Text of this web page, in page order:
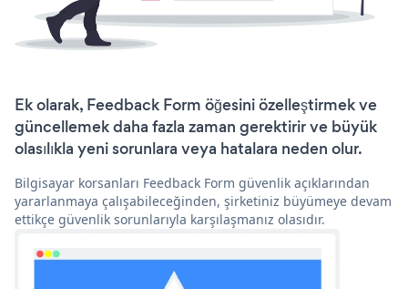
Ek olarak, Feedback Form öğesini özelleştirmek ve
güncellemek daha fazla zaman gerektirir ve büyük
olasılıkla yeni sorunlara veya hatalara neden olur.
Bilgisayar korsanları Feedback Form güvenlik açıklarından
yararlanmaya çalışabileceğinden, şirketiniz büyümeye devam
ettikçe güvenlik sorunlarıyla karşılaşmanız olasıdır.